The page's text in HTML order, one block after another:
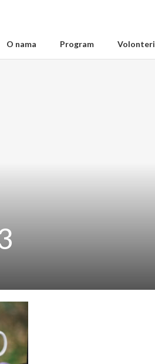
O nama Program Volonteri